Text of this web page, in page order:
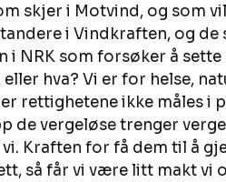
skjer i Motvind, og som
i Vindkraften, og de
i NRK som forsøker å
eller hva? Vi er for helse,
rettighetene ikke måles i
de vergeløse trenger
Kraften for få dem til å
så får vi være litt makt vi